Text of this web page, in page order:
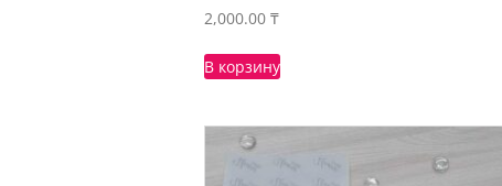
2,000.00 ₸
В корзину